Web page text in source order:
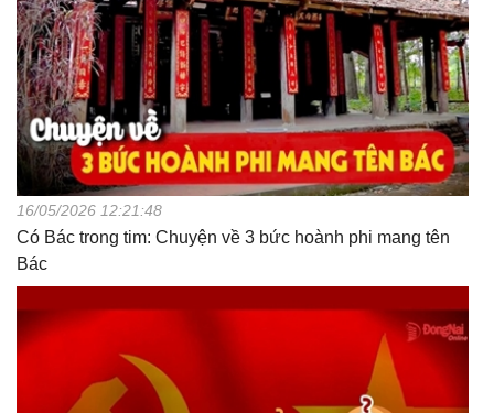
16/05/2026 12:21:48
Có Bác trong tim: Chuyện về 3 bức hoành phi mang tên
Bác